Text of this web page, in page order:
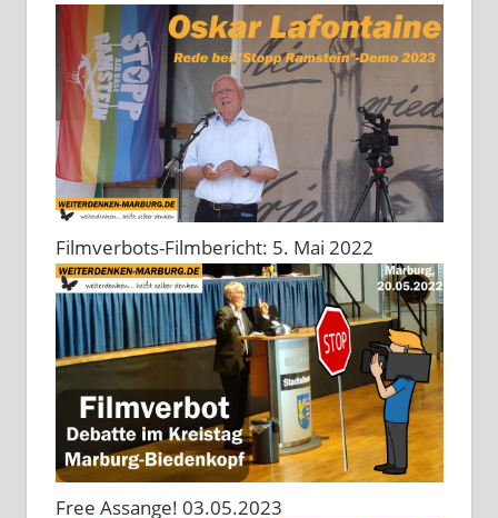
Filmverbots-Filmbericht: 5. Mai 2022
Free Assange! 03.05.2023